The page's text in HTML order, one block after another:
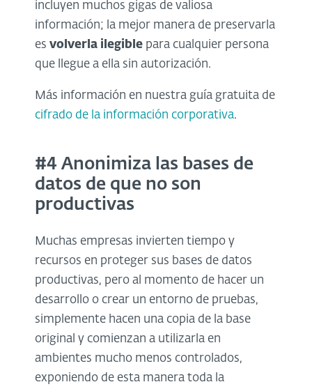
incluyen muchos gigas de valiosa
información; la mejor manera de preservarla
es volverla ilegible para cualquier persona
que llegue a ella sin autorización.
Más información en nuestra guía gratuita de
cifrado de la información corporativa.
#4 Anonimiza las bases de
datos de que no son
productivas
Muchas empresas invierten tiempo y
recursos en proteger sus bases de datos
productivas, pero al momento de hacer un
desarrollo o crear un entorno de pruebas,
simplemente hacen una copia de la base
original y comienzan a utilizarla en
ambientes mucho menos controlados,
exponiendo de esta manera toda la